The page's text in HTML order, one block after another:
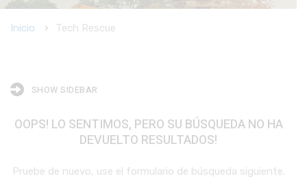
Inicio Tech Rescue
SHOW SIDEBAR
OOPS! LO SENTIMOS, PERO SU BÚSQUEDA NO HA
DEVUELTO RESULTADOS!
Pruebe de nuevo, use el formulario de búsqueda siguiente.